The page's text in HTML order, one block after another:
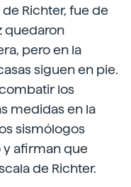
Richter, fue de
quedaron
pero en la
siguen en pie.
los
medidas en la
sismólogos
afirman que
de Richter.